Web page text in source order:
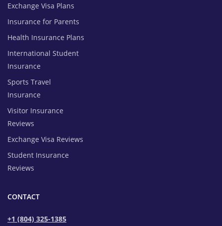
Exchange Visa Plans
Insurance for Parents
Health Insurance Plans
International Student
Insurance
Sports Travel
Insurance
Visitor Insurance
Reviews
Exchange Visa Reviews
Student Insurance
Reviews
CONTACT
+1 (804) 325-1385